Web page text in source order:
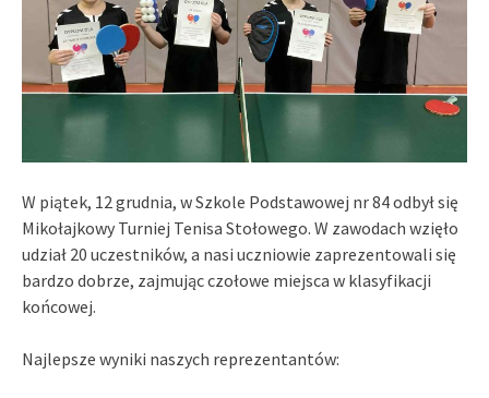
W piątek, 12 grudnia, w Szkole Podstawowej nr 84 odbył się
Mikołajkowy Turniej Tenisa Stołowego. W zawodach wzięło
udział 20 uczestników, a nasi uczniowie zaprezentowali się
bardzo dobrze, zajmując czołowe miejsca w klasyfikacji
końcowej.
Najlepsze wyniki naszych reprezentantów: